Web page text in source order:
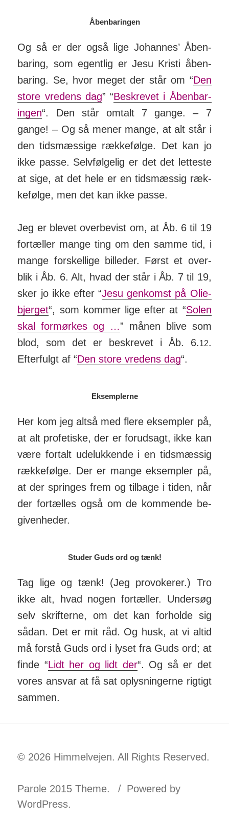
Åbenbaringen
Og så er der også lige Johannes’ Åben­
baring, som egent­lig er Jesu Kristi åben­
baring. Se, hvor meget der står om “Den
store vredens dag” “Be­skrevet i Åben­bar­
ingen“. Den står om­talt 7 gange. – 7
gange! – Og så mener mange, at alt står i
den tids­mæs­sige ræk­ke­følge. Det kan jo
ikke passe. Selv­føl­gelig er det det let­teste
at sige, at det hele er en tids­mæs­sig ræk­
ke­følge, men det kan ikke passe.
Jeg er blevet over­be­vist om, at Åb. 6 til 19
for­tæller mange ting om den samme tid, i
mange for­skel­lige bil­leder. Først et over­
blik i Åb. 6. Alt, hvad der står i Åb. 7 til 19,
sker jo ikke efter “Jesu gen­­komst på Olie­­
bjerget“, som kommer lige efter at “Solen
skal formørkes og …” månen blive som
blod, som det er be­skrevet i Åb. 6.12.
Efter­fulgt af “Den store vredens dag“.
Eksemplerne
Her kom jeg altså med flere eksempler på,
at alt pro­fe­tiske, der er for­ud­sagt, ikke kan
være for­talt ude­luk­kende i en tids­mæssig
ræk­ke­følge. Der er mange ek­sempler på,
at der springes frem og tilbage i tiden, når
der for­tælles også om de kom­mende be­
giv­en­heder.
Studer Guds ord og tænk!
Tag lige og tænk! (Jeg provokerer.) Tro
ikke alt, hvad nogen for­tæller. Under­søg
selv skrif­terne, om det kan for­holde sig
sådan. Det er mit råd. Og husk, at vi altid
må forstå Guds ord i lyset fra Guds ord; at
finde “Lidt her og lidt der“. Og så er det
vores an­svar at få sat op­lys­ning­erne rigtigt
sammen.
© 2026 Himmelvejen. All Rights Reserved.
Parole 2015 Theme.
Powered by
WordPress.